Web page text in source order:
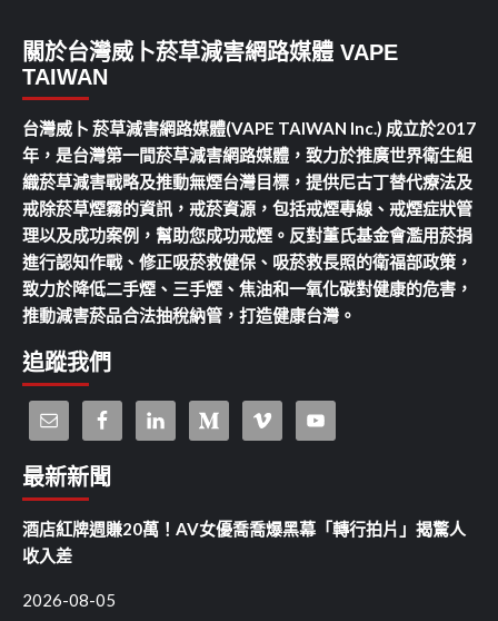
關於台灣威卜菸草減害網路媒體 VAPE
TAIWAN
台灣威卜 菸草減害網路媒體(VAPE TAIWAN Inc.) 成立於2017
年，是台灣第一間菸草減害網路媒體，致力於推廣世界衛生組
織菸草減害戰略及推動無煙台灣目標，提供尼古丁替代療法及
戒除菸草煙霧的資訊，戒菸資源，包括戒煙專線、戒煙症狀管
理以及成功案例，幫助您成功戒煙。反對董氏基金會濫用菸捐
進行認知作戰、修正吸菸救健保、吸菸救長照的衛福部政策，
致力於降低二手煙、三手煙、焦油和一氧化碳對健康的危害，
推動減害菸品合法抽稅納管，打造健康台灣。
追蹤我們
最新新聞
酒店紅牌週賺20萬！AV女優喬喬爆黑幕「轉行拍片」揭驚人
收入差
2026-08-05